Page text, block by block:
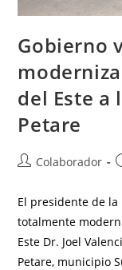
Gobierno
del Este a
Petare
Colaborador
El presidente de
totalmente
Este Dr. Joel
Petare, municipio